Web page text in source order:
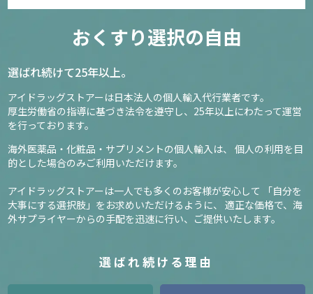
おくすり選択の自由
選ばれ続けて25年以上。
アイドラッグストアーは日本法人の個人輸入代行業者です。
厚生労働省の指導に基づき法令を遵守し、 25年以上にわたって運営
を行っております。
海外医薬品・化粧品・サプリメントの個人輸入は、
個人の利用を目
的とした場合のみご利用いただけます。
アイドラッグストアーは一人でも多くのお客様が安心して
「自分を
大事にする選択肢」をお求めいただけるように、
適正な価格で、海
外サプライヤーからの手配を迅速に行い、ご提供いたします。
選ばれ続ける理由